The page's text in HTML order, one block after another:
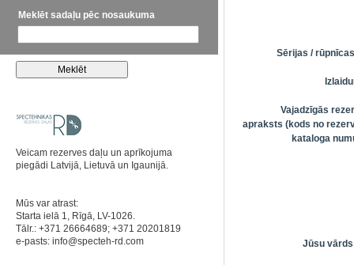
Meklēt sadaļu pēc nosaukuma
Veicam rezerves daļu un aprīkojuma
piegādi Latvijā, Lietuvā un Igaunijā.
Mūs var atrast:
Starta ielā 1, Rīgā, LV-1026.
Tālr.: +371 26664689; +371 20201819
e-pasts: info@specteh-rd.com
Sērijas /
Vajadzīgās
apraksts (kods no
kataloga
Jūsu